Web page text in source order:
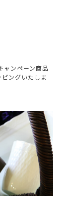
ャンペーン商品
ピングいたしま